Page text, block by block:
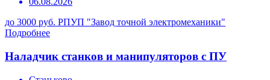
до 3000 руб. РПУП "Завод точной электромеханики"
Подробнее
Наладчик станков и манипуляторов с ПУ